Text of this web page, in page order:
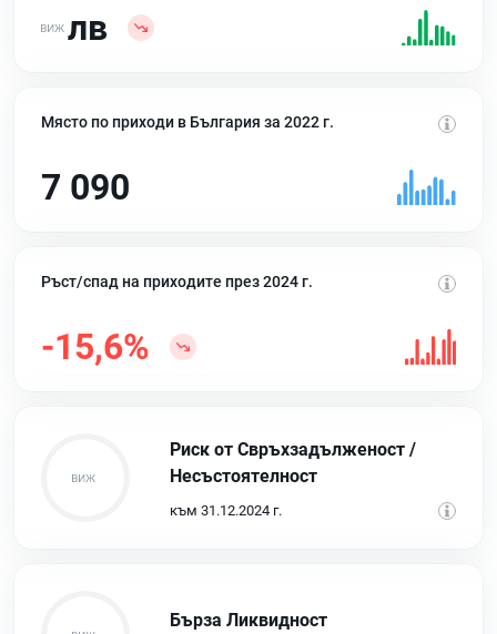
лв
Място по приходи в България за 2022 г.
7 090
Ръст/спад на приходите през 2024 г.
-15,6%
Риск от Свръхзадълженост /
Несъстоятелност
към 31.12.2024 г.
Бърза Ликвидност